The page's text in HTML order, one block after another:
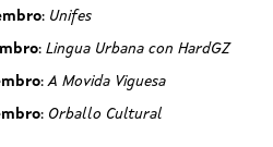
: Unifes
: Lingua Urbana con HardGZ
:A Movida Viguesa
: Orballo Cultural